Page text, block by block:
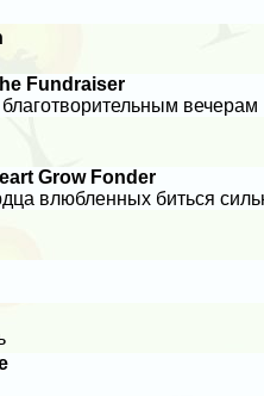
Fundraiser
вечерам
Grow Fonder
влюбленных биться